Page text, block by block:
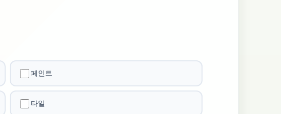
페인트
타일